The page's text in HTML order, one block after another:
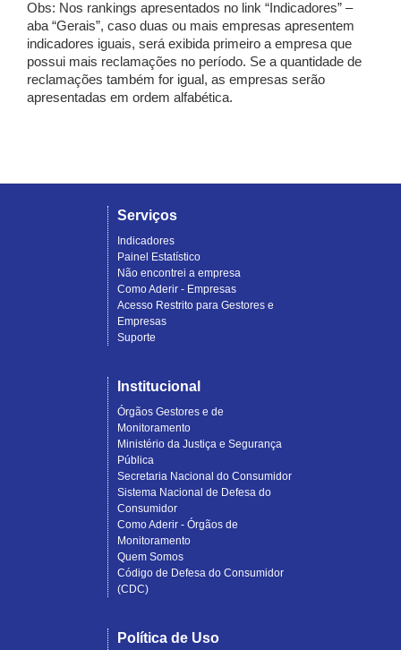
Obs: Nos rankings apresentados no link “Indicadores” –
aba “Gerais”, caso duas ou mais empresas apresentem
indicadores iguais, será exibida primeiro a empresa que
possui mais reclamações no período. Se a quantidade de
reclamações também for igual, as empresas serão
apresentadas em ordem alfabética.
Serviços
Indicadores
Painel Estatístico
Não encontrei a empresa
Como Aderir - Empresas
Acesso Restrito para Gestores e
Empresas
Suporte
Institucional
Órgãos Gestores e de
Monitoramento
Ministério da Justiça e Segurança
Pública
Secretaria Nacional do Consumidor
Sistema Nacional de Defesa do
Consumidor
Como Aderir - Órgãos de
Monitoramento
Quem Somos
Código de Defesa do Consumidor
(CDC)
Política de Uso